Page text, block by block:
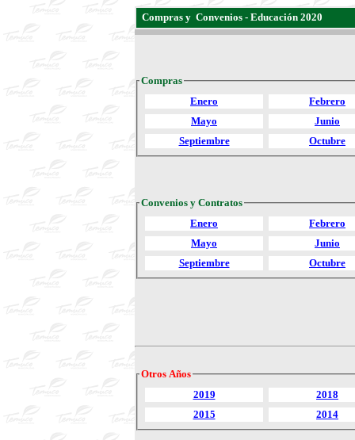
Compras y Convenios - Educación 2020
Compras
Enero
Febrero
Mayo
Junio
Septiembre
Octubre
Convenios y Contratos
Enero
Febrero
Mayo
Junio
Septiembre
Octubre
Otros Años
2019
2018
2015
2014